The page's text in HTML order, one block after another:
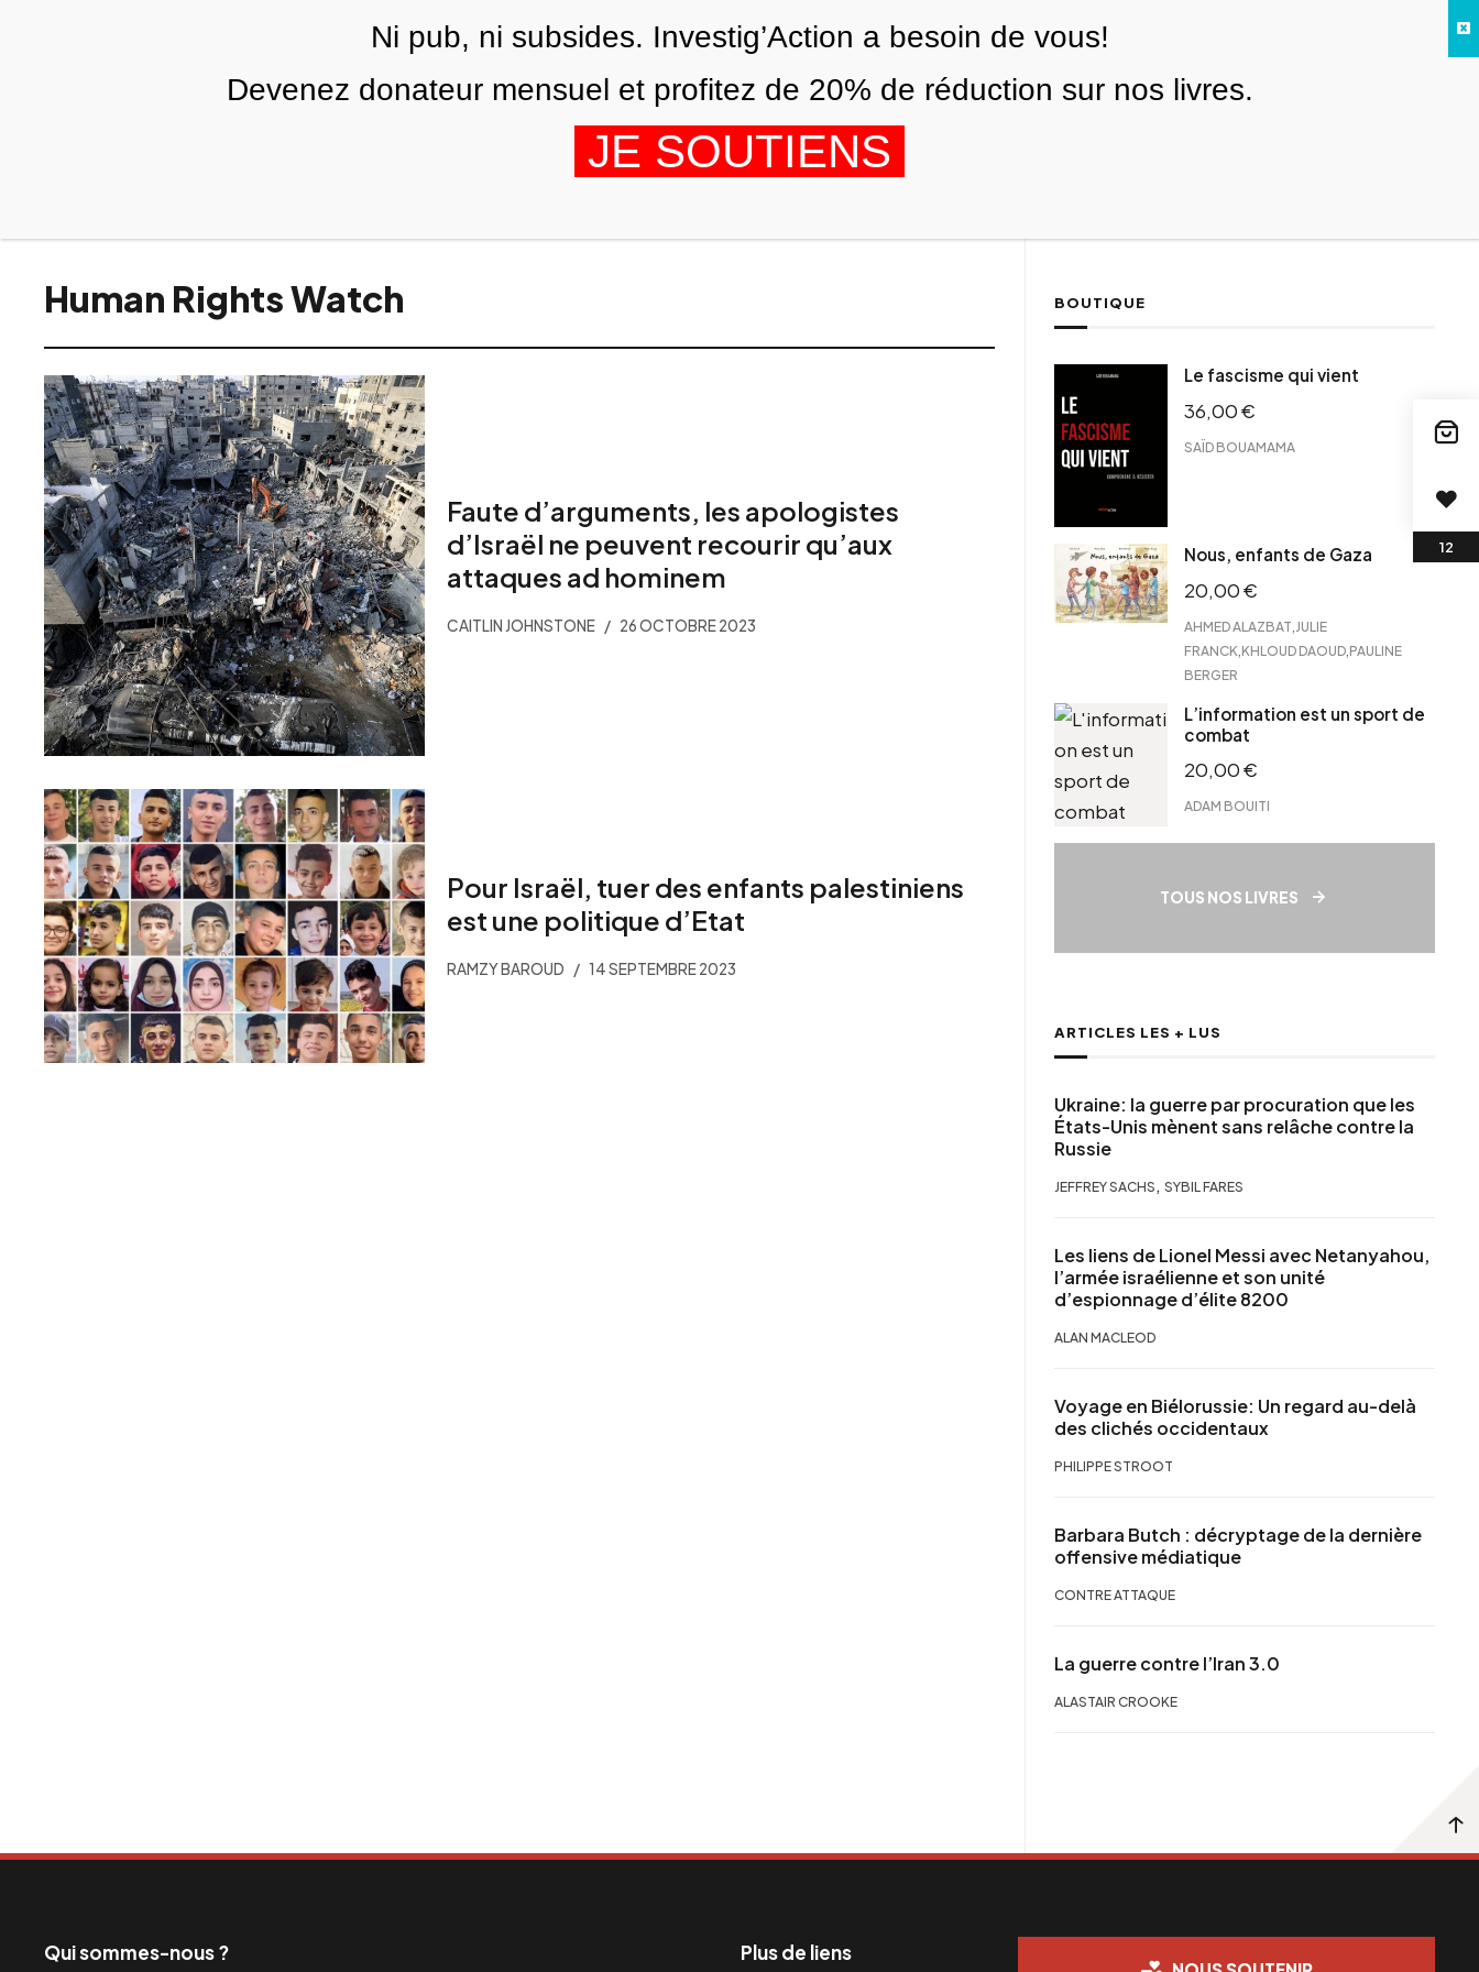
NOUS AGENDA
Human Rights Watch
Faute d’arguments, les apologistes
d’Israël ne peuvent recourir qu’aux
attaques ad hominem
CAITLIN JOHNSTONE 26 OCTOBRE 2023
Pour Israël, tuer des enfants palestiniens
est une politique d’Etat
RAMZY BAROUD 14 SEPTEMBRE 2023
BOUTIQUE
Le fascisme qui vient
36,00€
SAÏD BOUAMAMA
Nous, enfants de Gaza
20,00€
AHMED ALAZBAT JULIE
FRANCK KHLOUD DAOUD PAULINE
BERGER
L’information est un sport de
combat
20,00€
ADAM BOUITI
TOUS NOS LIVRES
ARTICLES LES + LUS
Ukraine: la guerre par procuration que les
États-Unis mènent sans relâche contre la
Russie
JEFFREY SACHS , SYBIL FARES
Les liens de Lionel Messi avec Netanyahou,
l’armée israélienne et son unité
d’espionnage d’élite 8200
ALAN MACLEOD
Voyage en Biélorussie: Un regard au-delà
des clichés occidentaux
PHILIPPE STROOT
Barbara Butch : décryptage de la dernière
offensive médiatique
CONTRE ATTAQUE
La guerre contre l’Iran 3.0
ALASTAIR CROOKE
Qui sommes-nous ? Plus de liens
Ni pub, ni subsides. Investig’Action a besoin de vous!
Devenez donateur mensuel et profitez de 20% de réduction sur nos livres.
JE SOUTIENS